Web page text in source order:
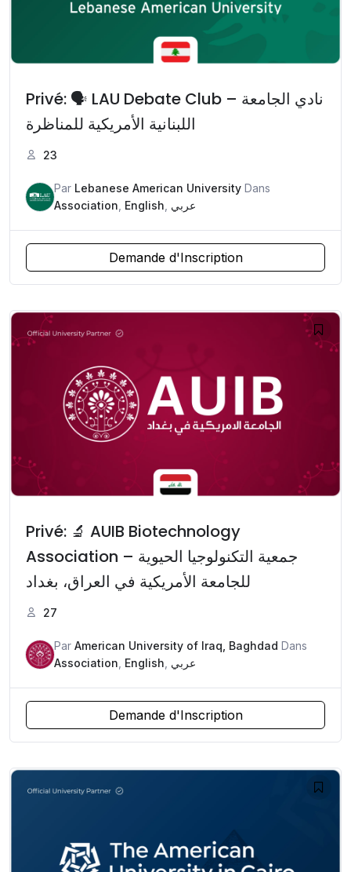
Privé: 🗣️ LAU Debate Club – نادي الجامعة
اللبنانية الأمريكية للمناظرة
23
Par Lebanese American University Dans
Association English عربي
Demande d'Inscription
Privé: 🔬 AUIB Biotechnology
Association – جمعية التكنولوجيا الحيوية
للجامعة الأمريكية في العراق، بغداد
27
Par American University of Iraq, Baghdad Dans
Association English عربي
Demande d'Inscription